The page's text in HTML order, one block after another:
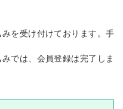
を受け付けております。手
では、会員登録は完了しま